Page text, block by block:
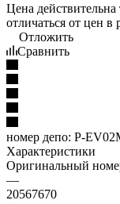
Цена
отличаться от цен
Отложить
Сравнить
номер депо: P-
Характеристики
Оригинальный
—
20567670